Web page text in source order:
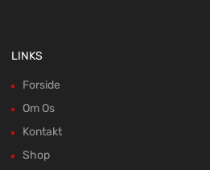
LINKS
Forside
Om Os
Kontakt
Shop